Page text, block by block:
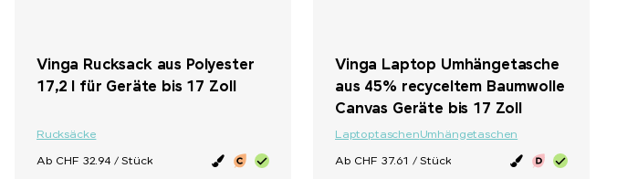
Vinga Rucksack aus Polyester
17,2 l für Geräte bis 17 Zoll
Rucksäcke
Ab CHF 32.94 / Stück
Vinga Laptop Umhängetasche
aus 45% recyceltem Baumwolle
Canvas Geräte bis 17 Zoll
LaptoptaschenUmhängetaschen
Ab CHF 37.61 / Stück